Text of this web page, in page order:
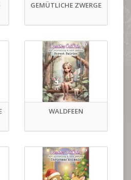
GEMÜTLICHE ZWERGE
WALDFEEN